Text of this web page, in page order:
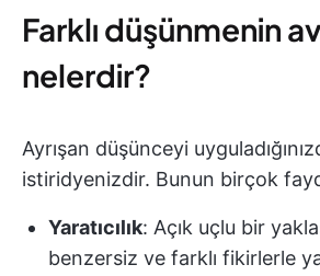
Farklı düşünmenin
nelerdir?
Ayrışan düşünceyi
istiridyenizdir. Bunun birçok
Yaratıcılık: Açık uçlu bir
benzersiz ve farklı fikirlerle